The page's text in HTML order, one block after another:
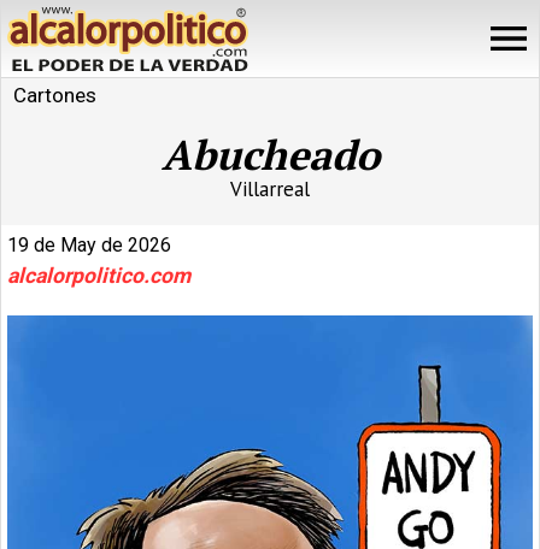
Cartones
Abucheado
Villarreal
19 de May de 2026
alcalorpolitico.com